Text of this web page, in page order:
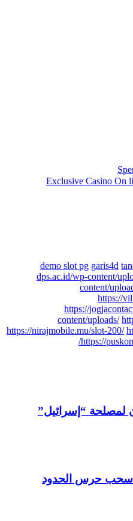
demo slot pg garis4d
dps.ac.id/wp-content/
content/
https://
https://
content/uploads/
https://nirajmobile.mu/slot-200/
https://
لمصلحة “إسرائيل”
سحب حرس الحدود